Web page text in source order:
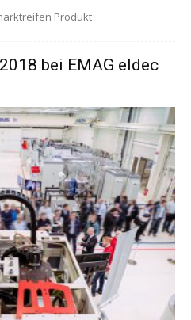
Produkt
bei EMAG eldec